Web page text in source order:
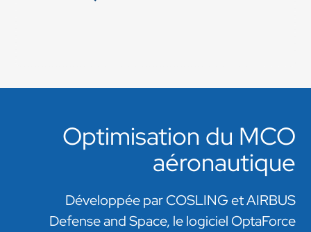
Optimisation du MCO
aéronautique
Développée par COSLING et AIRBUS
Defense and Space, le logiciel OptaForce